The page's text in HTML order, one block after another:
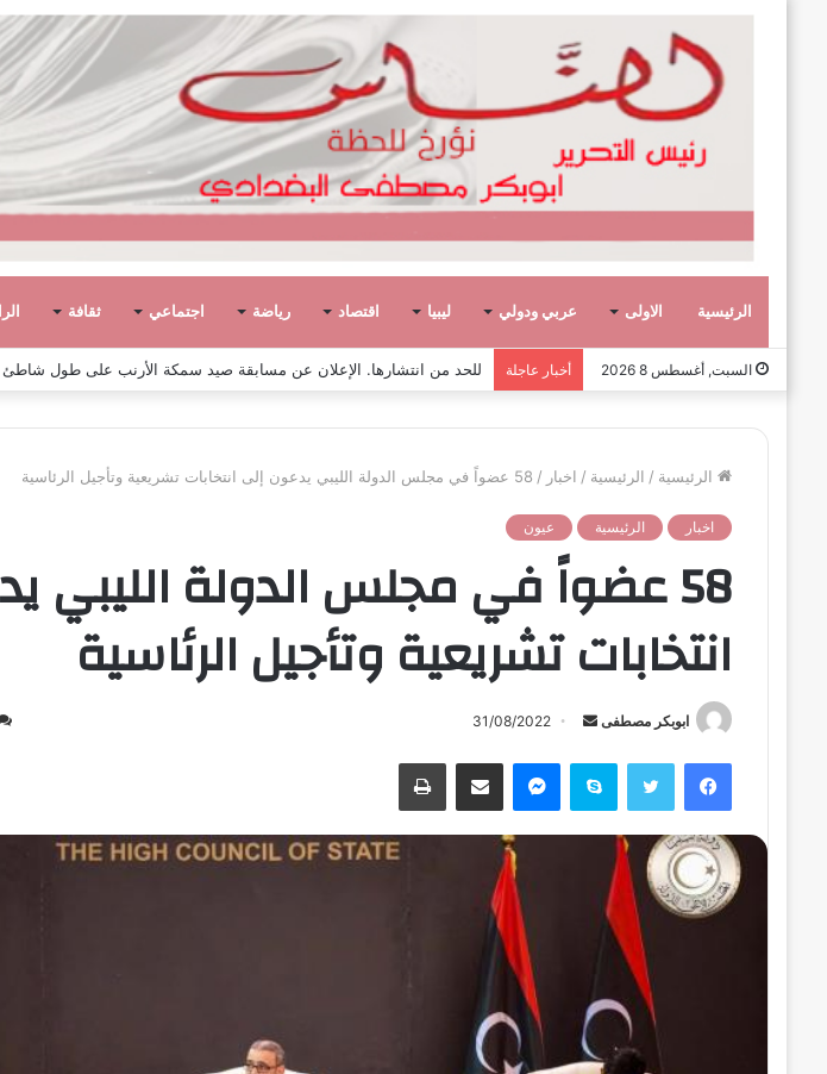
الرئيسية الاولى عربي ودولي ليبيا اقتصاد رياضة اجتماعي ثقافة
السبت, أغسطس 8 2026 أخبار عاجلة صفحة وحكاية،
الرئيسية / الرئيسية / اخبار / 58 عضواً في مجلس الدولة الليبي يدعون إلى انتخابات تشريعية وتأجيل الرئاسية
اخبار الرئيسية عيون
58 عضواً في مجلس الدولة الليبي
انتخابات تشريعية وتأجيل الرئاسية
ابوبكر مصطفى
أ
ب
ك
ت
31/08/2022
فيسبوك تويتر سكايب ماسنجر مشاركة عبر البريد طباعة